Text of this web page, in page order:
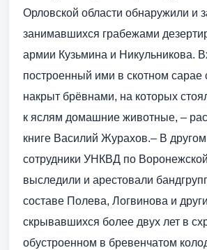
Орловской области обнаружили и
занимавшихся грабежами
армии Кузьмина и Никульникова.
построенный ими в скотном сарае
накрыт брёвнами, на которых
к яслям домашние животные, –
книге Василий Журахов.– В
сотрудники УНКВД по
выследили и арестовали
составе Полева, Логвинова и
скрывавшихся более двух лет в
обустроенном в бревенчатом